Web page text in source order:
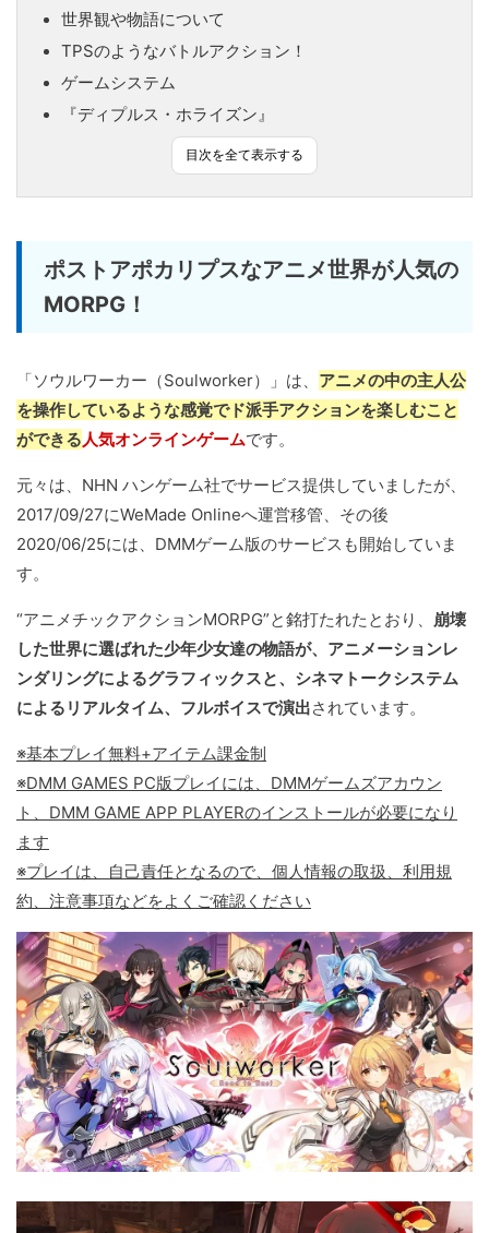
世界観や物語について
TPSのようなバトルアクション！
ゲームシステム
『ディプルス・ホライズン』
目次を全て表示する
ポストアポカリプスなアニメ世界が人気の
MORPG！
「ソウルワーカー（Soulworker）」は、 アニメの中の主人公
を操作しているような感覚でド派手アクションを楽しむこと
ができる人気オンラインゲームです。
元々は、NHN ハンゲーム社でサービス提供していましたが、
2017/09/27にWeMade Onlineへ運営移管、その後
2020/06/25には、DMMゲーム版のサービスも開始していま
す。
“アニメチックアクションMORPG”と銘打たれたとおり、 崩壊
した世界に選ばれた少年少女達の物語が、アニメーションレ
ンダリングによるグラフィックスと、シネマトークシステム
によるリアルタイム、フルボイスで演出されています。
※基本プレイ無料+アイテム課金制
※DMM GAMES PC版プレイには、DMMゲームズアカウン
ト、DMM GAME APP PLAYERのインストールが必要になり
ます
※プレイは、自己責任となるので、個人情報の取扱、利用規
約、注意事項などをよくご確認ください